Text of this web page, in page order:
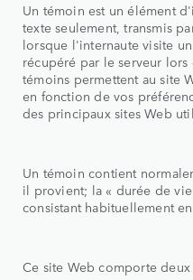
Un témoin est un élément
texte seulement, transmis
lorsque l'internaute visite
récupéré par le serveur
témoins permettent au site
en fonction de vos
des principaux sites Web
Un témoin contient
il provient; la « durée de
consistant habituellement
Ce site Web comporte